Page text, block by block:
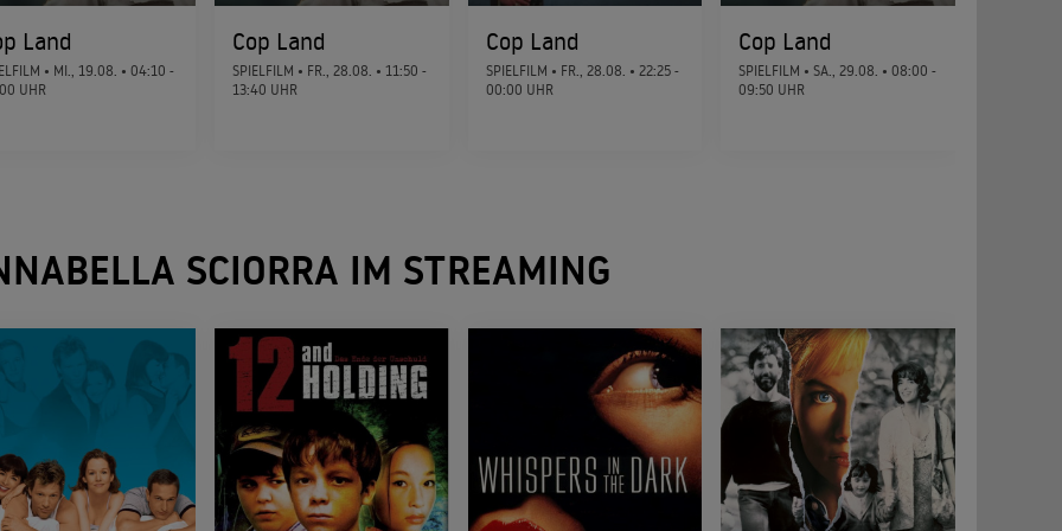
1996 Das Begräbnis
THRILLER
Mississippi - Fluss der Hoffnung
FAMILIENDRAMA
1993 Romeo is Bleeding
THRILLER
Land
• MI., 19.08. • 04:10 -
UHR
Cop Land
SPIELFILM • FR., 28.08. • 11:50 -
13:40 UHR
Cop Land
SPIELFILM • FR., 28.08. • 22:25 -
00:00 UHR
Cop Land
SPIELFILM •SA., 29.08. • 08:00 -
09:50 UHR
SCIORRA IM STREAMING